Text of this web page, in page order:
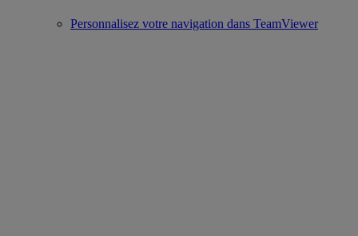
Personnalisez votre navigation dans TeamViewer